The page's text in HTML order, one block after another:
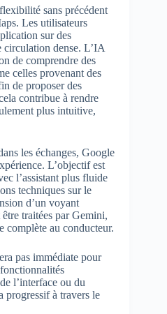
sans précédent
Les utilisateurs
sur des
circulation dense. L’IA
de comprendre des
celles provenant des
de proposer des
contribue à rendre
plus intuitive,
les échanges, Google
L’objectif est
l’assistant plus fluide
techniques sur le
d’un voyant
traitées par Gemini,
complète au conducteur.
pas immédiate pour
l’interface ou du
progressif à travers le